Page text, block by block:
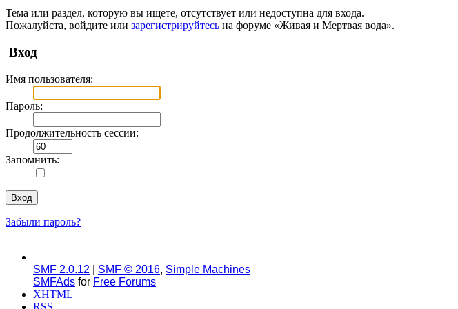
Тема или раздел, которую вы ищете, отсутствует или недоступна для входа.
Пожалуйста, войдите или зарегистрируйтесь на форуме «Живая и Мертвая вода».
Вход
Имя пользователя:
Пароль:
Продолжительность сессии:
Запомнить:
Забыли пароль?
SMF 2.0.12 SMF © 2016, Simple Machines
SMFAds for Free Forums
XHTML
RSS